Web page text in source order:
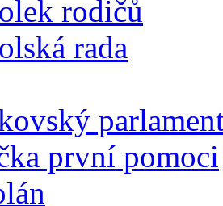
rodičů
rada
první pomoci